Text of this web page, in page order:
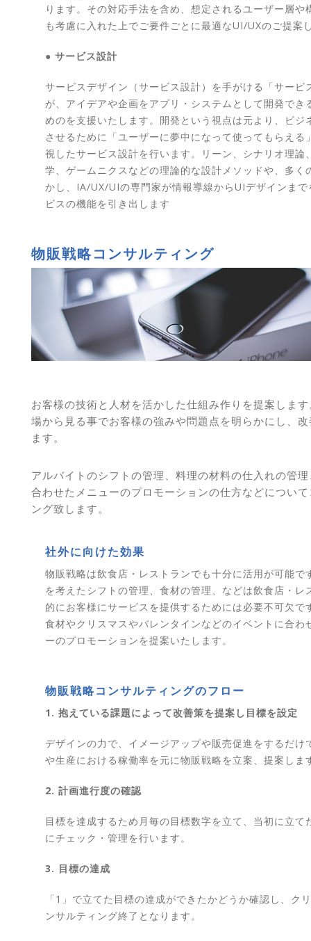
ります。その対応手法を含め、想定されるユーザー層や
も考慮に入れた上でご要件ごとに最適なUI/UXのご提案
● サービス設計
サービスデザイン（サービス設計）を手がける「サービ
が、アイデアや企画をアプリ・システムとして開発でき
めのを支援いたします。開発という視点は元より、ビジ
させるために「ユーザーに夢中になって使ってもらえる
視したサービス設計を行います。リーン、シナリオ理論
学、ゲームニクスなどの理論的な設計メソッドや、多く
かし、IA/UX/UIの専門家が情報導線からUIデザインま
ビスの機能を引き出します
物販戦略コンサルティング
お客様の技術と人材を活かした仕組み作りを提案しま
場から見る事でお客様の強みや問題点を明らかにし、
ます。
アルバイトのシフトの管理、料理の材料の仕入れの管
合わせたメニューのプロモーションの仕方などについ
ング致します。
社外に向けた効果
物販戦略は飲食店・レストランでも十分に活用が可能で
を考えたシフトの管理、食材の管理、などは飲食店・レ
的にお客様にサービスを提供するためには必要不可欠で
食材やクリスマスやバレンタインなどのイベントに合わ
ーのプロモーションを提案いたします。
物販戦略コンサルティングのフロー
1. 抱えている課題によって改善策を提案し目標を設定
デザインの力で、イメージアップや販売促進をするだけ
や生産における稼働率を元に物販戦略を立案、提案しま
2. 計画進行度の確認
目標を達成するため月毎の目標数字を立て、当初に立て
にチェック・管理を行います。
3. 目標の達成
「1」で立てた目標の達成ができたかどうか確認し、ク
ンサルティング終了となります。